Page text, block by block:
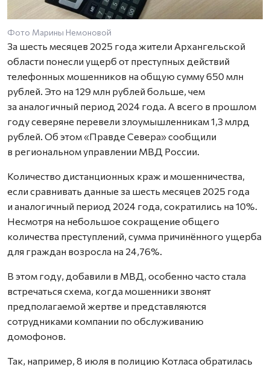
Фото Марины Немоновой
За шесть месяцев 2025 года жители Архангельской
области понесли ущерб от преступных действий
телефонных мошенников на общую сумму 650 млн
рублей. Это на 129 млн рублей больше, чем
за аналогичный период 2024 года. А всего в прошлом
году северяне перевели злоумышленникам 1,3 млрд
рублей. Об этом «Правде Севера» сообщили
в региональном управлении МВД России.
Количество дистанционных краж и мошенничества,
если сравнивать данные за шесть месяцев 2025 года
и аналогичный период 2024 года, сократились на 10%.
Несмотря на небольшое сокращение общего
количества преступлений, сумма причинённого ущерба
для граждан возросла на 24,76%.
В этом году, добавили в МВД, особенно часто стала
встречаться схема, когда мошенники звонят
предполагаемой жертве и представляются
сотрудниками компании по обслуживанию
домофонов.
Так, например, 8 июля в полицию Котласа обратилась